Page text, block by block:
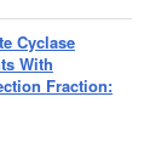
Cyclase
With
Fraction: